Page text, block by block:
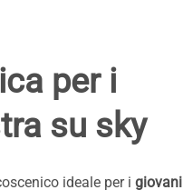
per i
su sky
ideale per i giovani